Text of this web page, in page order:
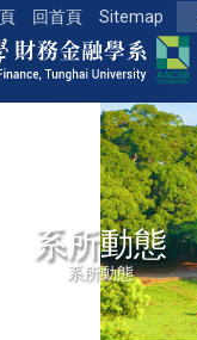
回首頁 Sitemap
系所動態
系所動態